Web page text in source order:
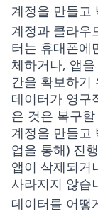
계정을 만들고
계정과 클라우
터는 휴대폰에
체하거나, 앱
간을 확보하기
데이터가 영구
은 것은 복구
계정을 만들고
업을 통해) 진
앱이 삭제되거
사라지지 않습
데이터를 어떻